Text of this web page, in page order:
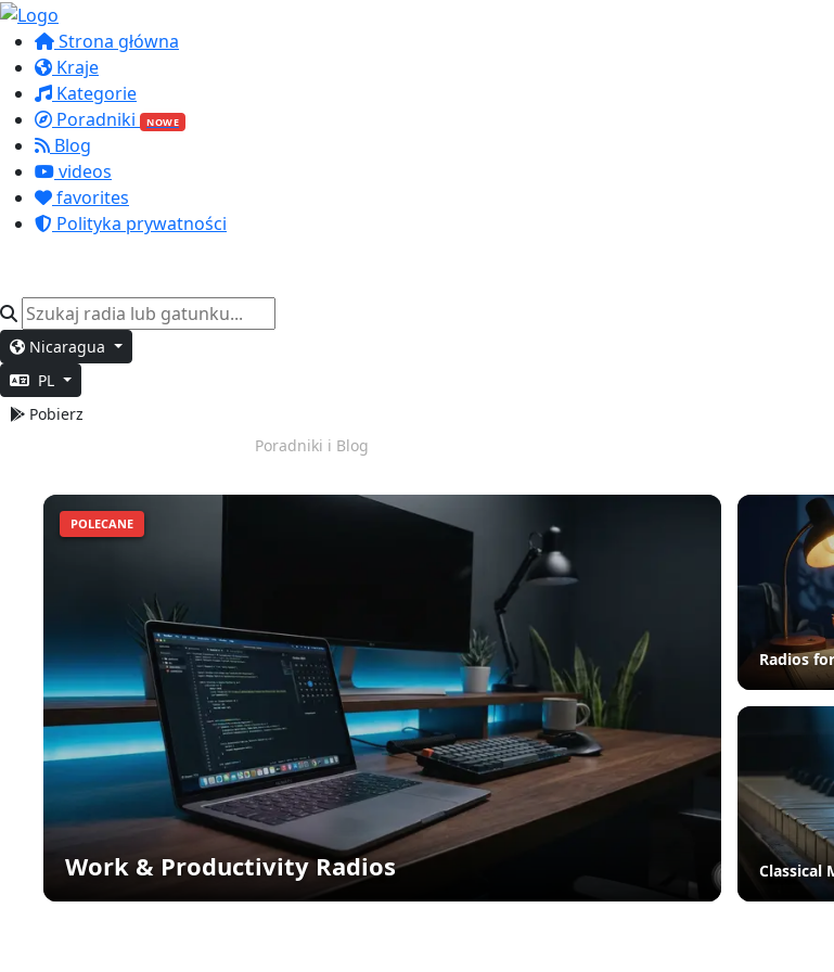
Strona główna
Kraje
Kategorie
Poradniki
NOWE
Blog
videos
favorites
Polityka prywatności
Nicaragua
PL
Pobierz
Poradniki i Blog
POLECANE
Work & Productivity Radios
Radios
Classical